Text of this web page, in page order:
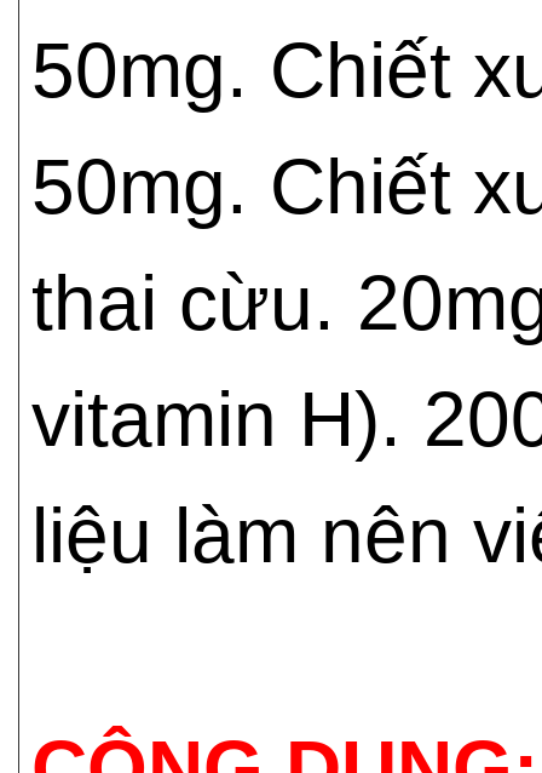
50mg. Chiết
50mg. Chiết
thai cừu.
vitamin H).
liệu làm nên